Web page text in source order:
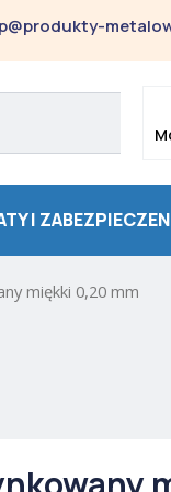
I
miękki 0,20 mm